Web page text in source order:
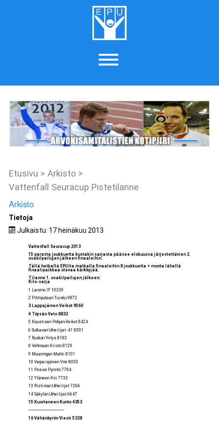
Etusivu > Arkisto >
Vattenfall Seuracup Pistetilanne
Arkisto
Tietoja
Julkaistu: 17 heinäkuu 2013
Vattenfall Seuracup 2013
15 parasta joukkuetta kustakin sarjasta pääsee elokuussa järjestettävien 2.
osakilpailujen jälkeen finaaleihin.
Tällä hetkellä EPU:lta matkalla finaaleihin 8 joukkuetta + monta lähellä
finaalipaikkaa olevaa kärkkyjää.
Tilanne 1. osakilpailujen jälkeen:
Kilo-sarja
1 Larsmo IF 10339
2 Pihtiputaan Tuisku 9872
3 Lappajärven Veikot 9560
4 Töysän Veto 8832
5 Kaustisen Pohjan-Veikot 8424
6 Sulkavan Urheilijat -41 8301
7 Ruskon Yritys 8183
8 Vehmaan Kiisto 8129
9 Maaningan Mahti 8101
10 Varpaisjärven Vire 8055
11 Posion Pyrintö 7784
12 Yläneen Kiri 7733
13 Ristiinan Urheilijat 7266
14 Säkylän Urheilijat 6647
15 Kuortaneen Kunto 6353
------------------------------------
16 Vähänkyrön Viesti 5328